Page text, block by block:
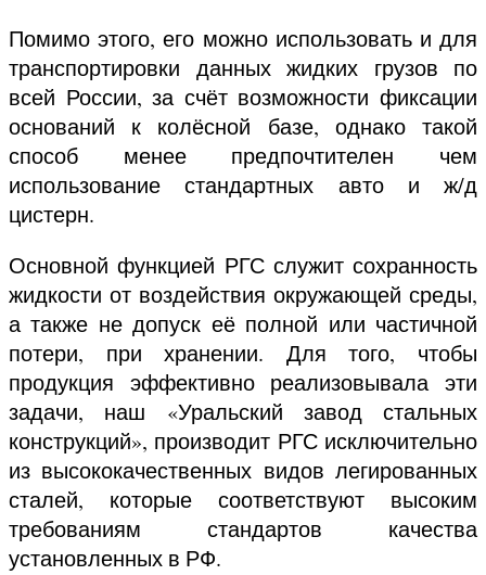
Помимо этого, его можно использовать и для
транспортировки данных жидких грузов по
всей России, за счёт возможности фиксации
оснований к колёсной базе, однако такой
способ менее предпочтителен чем
использование стандартных авто и ж/д
цистерн.
Основной функцией РГС служит сохранность
жидкости от воздействия окружающей среды,
а также не допуск её полной или частичной
потери, при хранении. Для того, чтобы
продукция эффективно реализовывала эти
задачи, наш «Уральский завод стальных
конструкций», производит РГС исключительно
из высококачественных видов легированных
сталей, которые соответствуют высоким
требованиям стандартов качества
установленных в РФ.